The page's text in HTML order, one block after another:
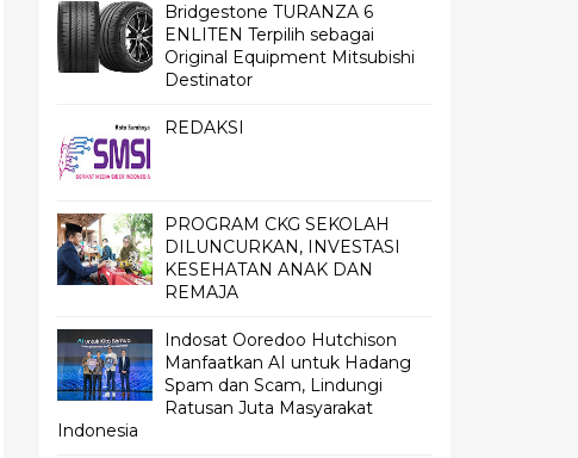
Bridgestone TURANZA 6
ENLITEN Terpilih sebagai
Original Equipment Mitsubishi
Destinator
REDAKSI
PROGRAM CKG SEKOLAH
DILUNCURKAN, INVESTASI
KESEHATAN ANAK DAN
REMAJA
Indosat Ooredoo Hutchison
Manfaatkan AI untuk Hadang
Spam dan Scam, Lindungi
Ratusan Juta Masyarakat
Indonesia